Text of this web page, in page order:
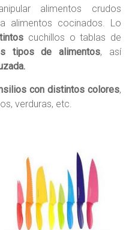
alimentos crudos
alimentos cocinados. Lo
cuchillos o tablas de
tipos de alimentos, así
con distintos colores,
verduras, etc.